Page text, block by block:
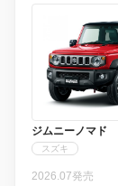
ジムニーノマド
スズキ
2026.07発売